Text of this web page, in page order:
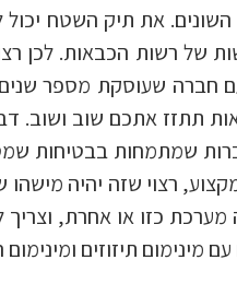
את תיק השטח
של רשות הכבאות. לכן
שעוסקת מספר שנים
תתזז אתכם שוב ושוב.
שמתמחות בבטיחות
רצוי שזה יהיה
כזו או אחרת, וצריך
מינימום תיזוזים ומינימום